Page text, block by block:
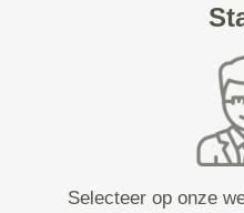
Selecteer op onze